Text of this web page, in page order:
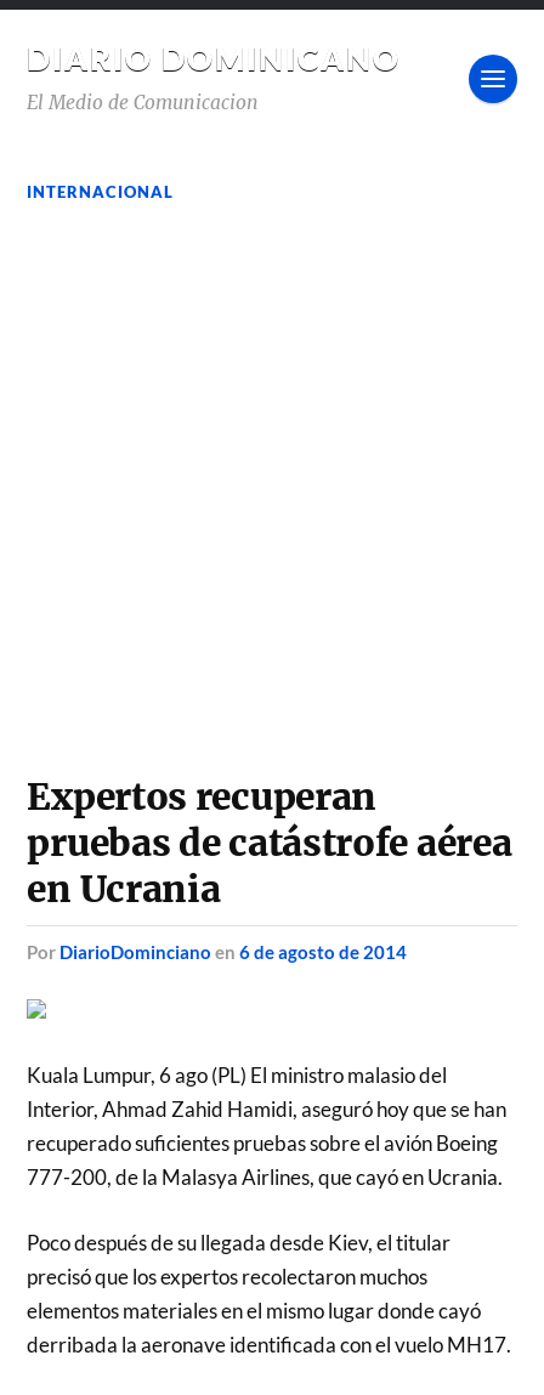
DIARIO DOMINICANO
El Medio de Comunicacion
INTERNACIONAL
Expertos recuperan
pruebas de catástrofe aérea
en Ucrania
por DiarioDominciano en6 de agosto de 2014
Kuala Lumpur, 6 ago (PL) El ministro malasio del
Interior, Ahmad Zahid Hamidi, aseguró hoy que se han
recuperado suficientes pruebas sobre el avión Boeing
777-200, de la Malasya Airlines, que cayó en Ucrania.
Poco después de su llegada desde Kiev, el titular
precisó que los expertos recolectaron muchos
elementos materiales en el mismo lugar donde cayó
derribada la aeronave identificada con el vuelo MH17.